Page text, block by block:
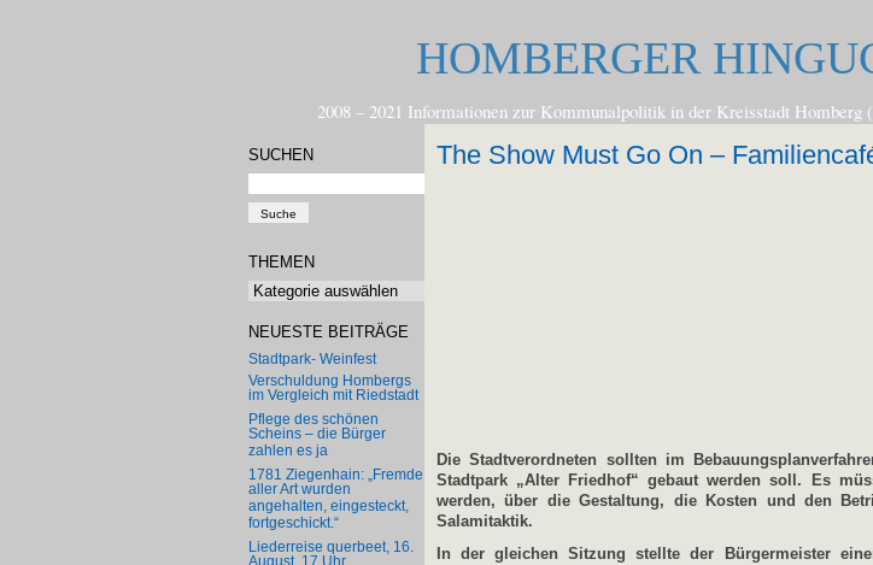
HOMBERGER
2008 – 2021 Informationen zur Kommunalpolitik in der Kreisstadt
SUCHEN
THEMEN
Themen
NEUESTE BEITRÄGE
Stadtpark- Weinfest
Verschuldung Hombergs
im Vergleich mit Riedstadt
Pflege des schönen
Scheins – die Bürger
zahlen es ja
1781 Ziegenhain: „Fremde
aller Art wurden
angehalten, eingesteckt,
fortgeschickt.“
Liederreise querbeet, 16.
The Show Must Go On –
Die Stadtverordneten sollten im
Stadtpark „Alter Friedhof“ gebaut werden soll. Es
werden, über die Gestaltung, die Kosten und den
Salamitaktik.
In der gleichen Sitzung stellte der Bürgermeister